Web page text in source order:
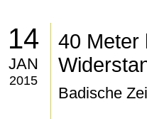
14
JAN
2015
40 Meter
Badische